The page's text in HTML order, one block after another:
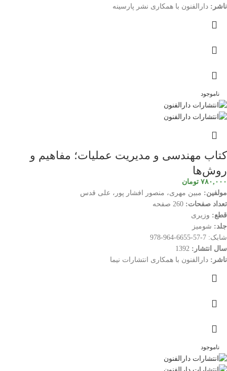
ناشر: دارالفنون با همکاری نشر پارسینه
ناموجود
کتاب مهندسی و مدیریت عملیات؛ مفاهیم و
روش‌ها
۷۸۰,۰۰۰ تومان
مولفین: مبین مهری، منصور افشار پور، علی قدس
تعداد صفحات:
قطع: وزیری
جلد: شومیز
شابک: 7-57-6655-964-978
سال انتشار:
ناشر: دارالفنون با همکاری انتشارات نیما
ناموجود